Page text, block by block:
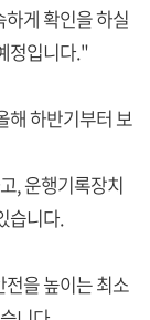
게 확인을 하실
정입니다."
해 하반기부터 보
, 운행기록장치
습니다.
을 높이는 최소